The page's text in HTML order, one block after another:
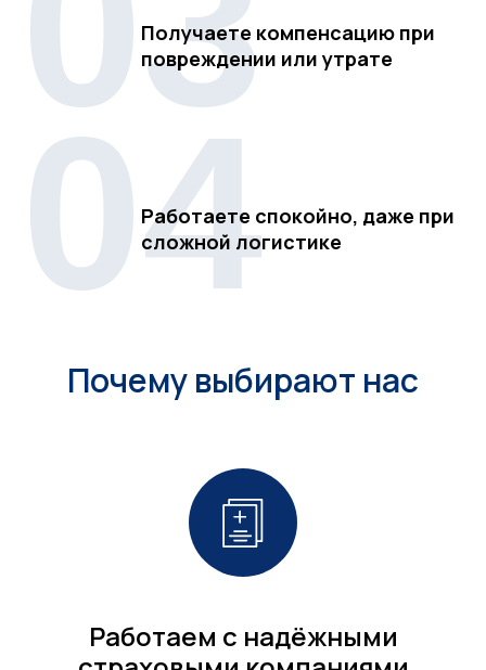
Получаете компенсацию при
повреждении или утрате
Работаете спокойно, даже при
сложной логистике
04
Почему выбирают нас
Работаем с надёжными